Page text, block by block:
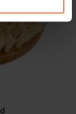
laten